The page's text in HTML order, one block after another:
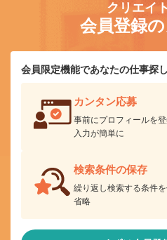
クリエイ
会員登録
会員限定機能であなたの仕事探
カンタン応募
事前にプロフィールを
入力が簡単に
検索条件の保存
繰り返し検索する条件
省略